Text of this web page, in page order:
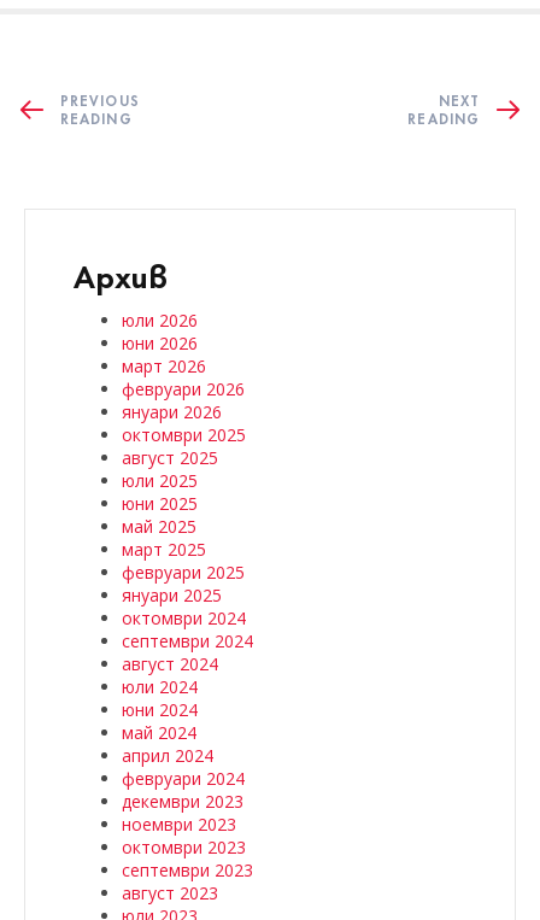
PREVIOUS
READING
NEXT
READING
Архив
юли 2026
юни 2026
март 2026
февруари 2026
януари 2026
октомври 2025
август 2025
юли 2025
юни 2025
май 2025
март 2025
февруари 2025
януари 2025
октомври 2024
септември 2024
август 2024
юли 2024
юни 2024
май 2024
април 2024
февруари 2024
декември 2023
ноември 2023
октомври 2023
септември 2023
август 2023